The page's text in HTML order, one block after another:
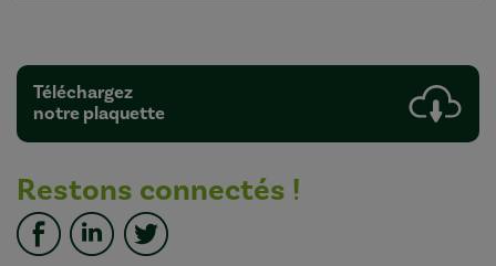
Téléchargez
notre plaquette
Restons connectés !